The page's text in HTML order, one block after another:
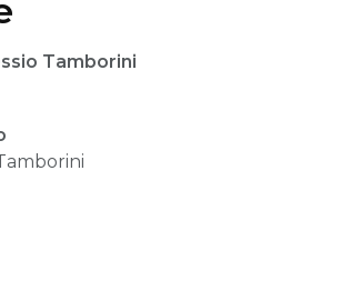
Tamborini